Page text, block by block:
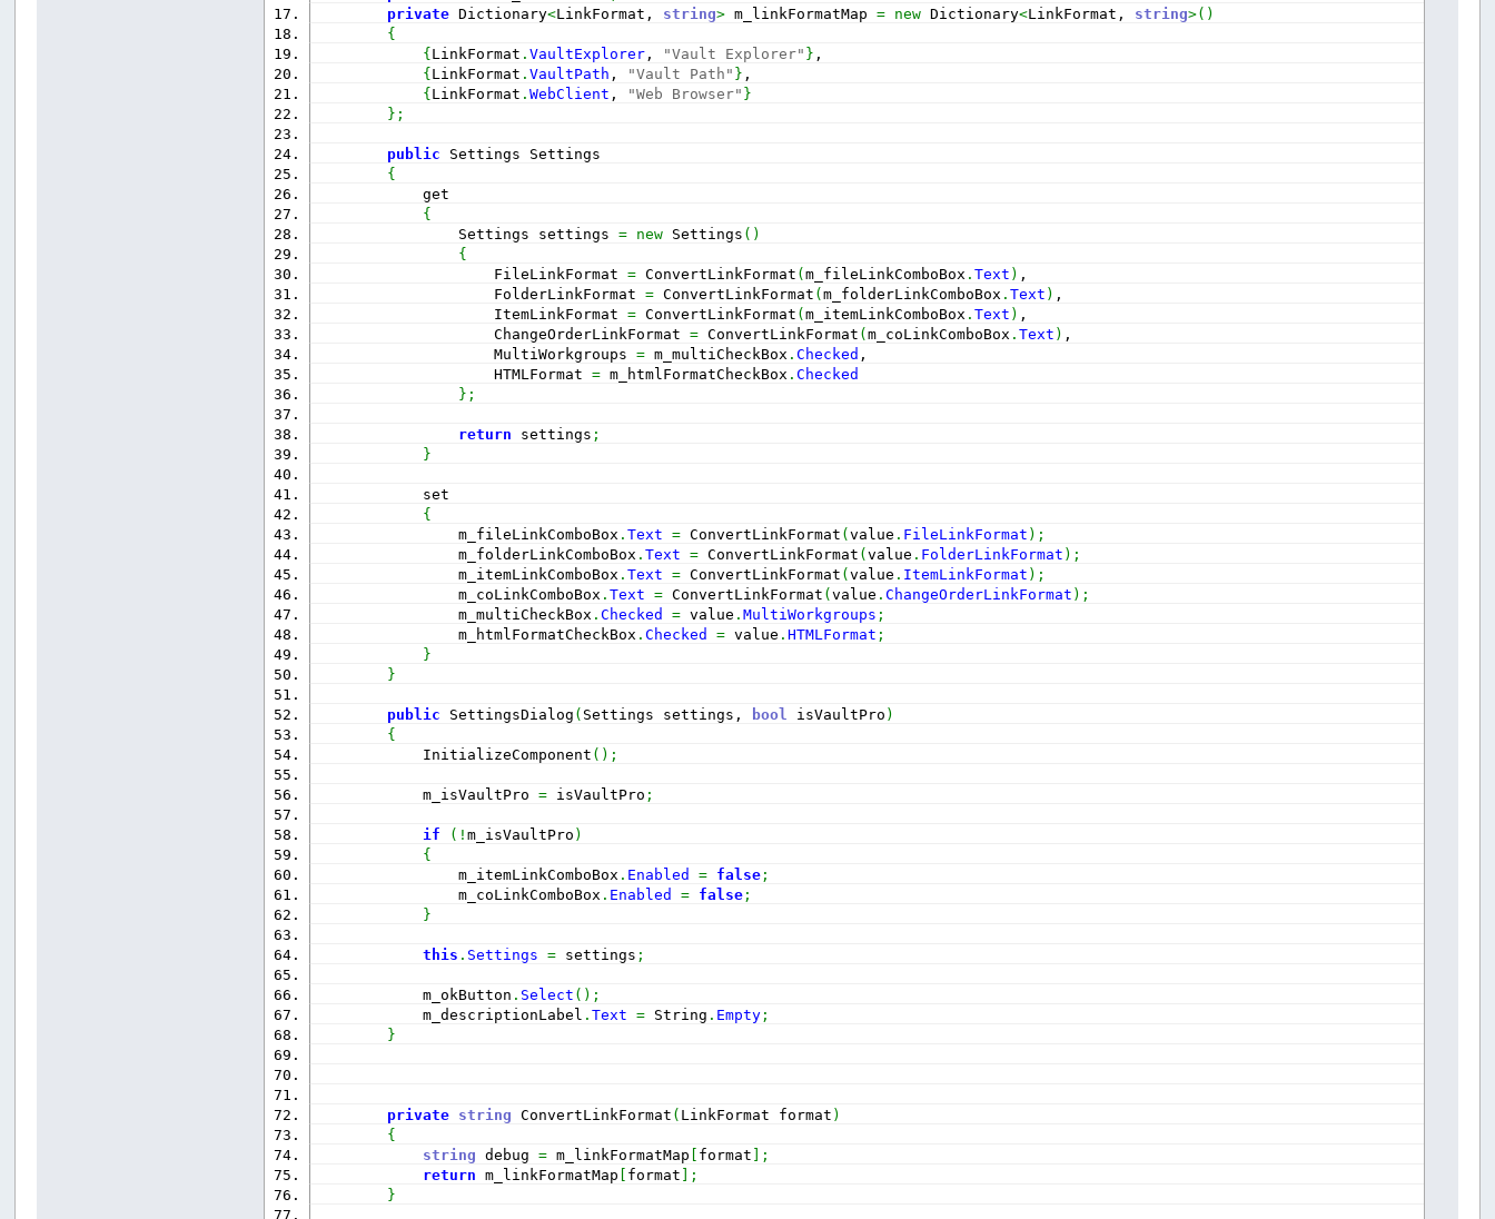
private Dictionary<LinkFormat, string> m_linkFormatMap = new Dictionary<LinkFormat, string>( )
{
{LinkFormat .VaultExplorer , "Vault Explorer" } ,
{LinkFormat .VaultPath , "Vault Path" } ,
{LinkFormat .WebClient , "Web Browser" }
} ;
public Settings Settings
{
get
{
Settings settings = new Settings ( )
{
FileLinkFormat = ConvertLinkFormat (m_fileLinkComboBox .Text ) ,
FolderLinkFormat = ConvertLinkFormat (m_folderLinkComboBox .Text ) ,
ItemLinkFormat = ConvertLinkFormat (m_itemLinkComboBox .Text ) ,
ChangeOrderLinkFormat = ConvertLinkFormat (m_coLinkComboBox .Text ) ,
MultiWorkgroups = m_multiCheckBox .Checked ,
HTMLFormat = m_htmlFormatCheckBox .Checked
} ;
return settings ;
}
set
{
m_fileLinkComboBox .Text = ConvertLinkFormat (value . FileLinkFormat ) ;
m_folderLinkComboBox .Text = ConvertLinkFormat (value . FolderLinkFormat ) ;
m_itemLinkComboBox .Text = ConvertLinkFormat (value . ItemLinkFormat ) ;
m_coLinkComboBox .Text = ConvertLinkFormat (value .ChangeOrderLinkFormat ) ;
m_multiCheckBox .Checked = value .MultiWorkgroups ;
m_htmlFormatCheckBox .Checked = value .HTMLFormat ;
}
}
public SettingsDialog ( Settings settings, bool isVaultPro )
{
InitializeComponent ( ) ;
m_isVaultPro = isVaultPro ;
if ( !m_isVaultPro )
{
m_itemLinkComboBox . Enabled = false ;
m_coLinkComboBox . Enabled = false ;
}
this . Settings = settings ;
m_okButton . Select ( ) ;
m_descriptionLabel .Text = String . Empty ;
}
private string ConvertLinkFormat ( LinkFormat format )
{
string debug = m_linkFormatMap [ format ] ;
return m_linkFormatMap [ format ] ;
}